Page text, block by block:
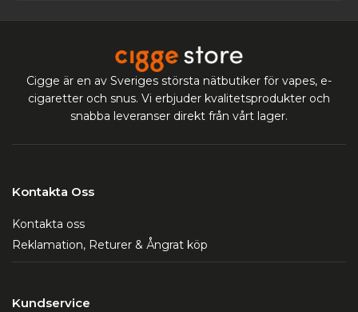
Cigge är en av Sveriges största nätbutiker för vapes, e-
cigaretter och snus. Vi erbjuder kvalitetsprodukter och
snabba leveranser direkt från vårt lager.
Kontakta Oss
Kontakta oss
Reklamation, Returer & Ångrat köp
Kundservice